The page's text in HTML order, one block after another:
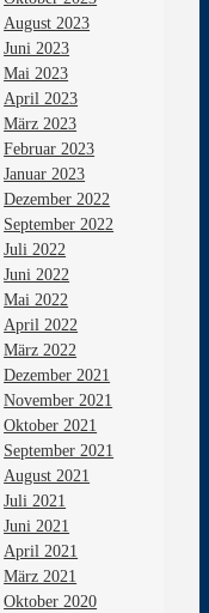
August 2023
Juni 2023
Mai 2023
April 2023
März 2023
Februar 2023
Januar 2023
Dezember 2022
September 2022
Juli 2022
Juni 2022
Mai 2022
April 2022
März 2022
Dezember 2021
November 2021
Oktober 2021
September 2021
August 2021
Juli 2021
Juni 2021
April 2021
März 2021
Oktober 2020